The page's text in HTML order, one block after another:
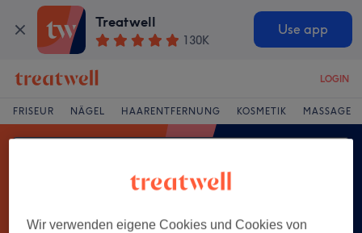
Treatwell
130K
Use app
LOGIN
FRISEUR NÄGEL HAARENTFERNUNG KOSMETIK MASSAGE
Wir verwenden eigene Cookies und Cookies von